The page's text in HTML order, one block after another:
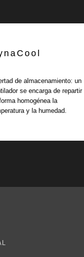
de almacenamiento: un
se encarga de repartir
homogénea la
y la humedad.